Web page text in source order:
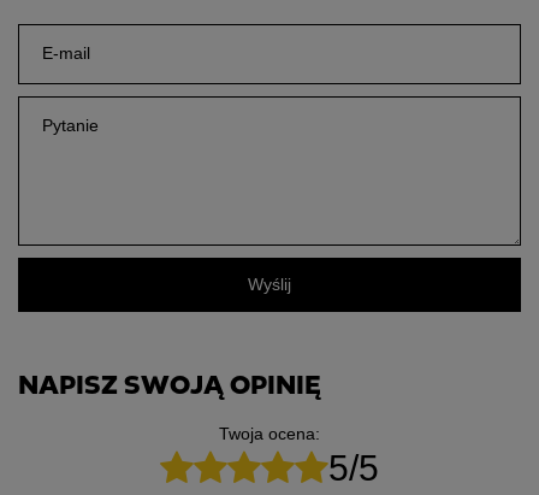
E-mail
Pytanie
Wyślij
NAPISZ SWOJĄ OPINIĘ
Twoja ocena:
5/5